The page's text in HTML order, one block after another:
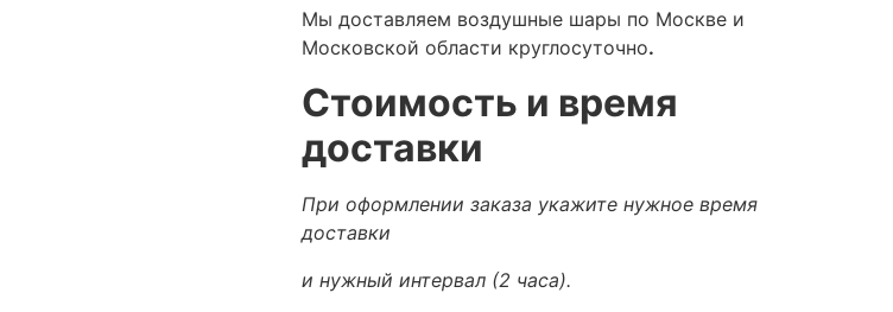
Мы доставляем воздушные шары по Москве и
Московской области круглосуточно.
Стоимость и время
доставки
При оформлении заказа укажите нужное время
доставки
и нужный интервал (2 часа).